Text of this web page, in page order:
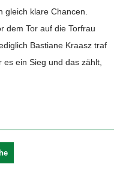
gleich klare Chancen.
dem Tor auf die Torfrau
Bastiane Kraasz traf
ein Sieg und das zählt,